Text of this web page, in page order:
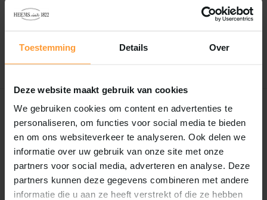
Toestemming Details Over
Deze website maakt gebruik van cookies
We gebruiken cookies om content en advertenties te
personaliseren, om functies voor social media te bieden
en om ons websiteverkeer te analyseren. Ook delen we
informatie over uw gebruik van onze site met onze
partners voor social media, adverteren en analyse. Deze
partners kunnen deze gegevens combineren met andere
informatie die u aan ze heeft verstrekt of die ze hebben
Incl. btw
Mis nooit meer korting!
Abonneer